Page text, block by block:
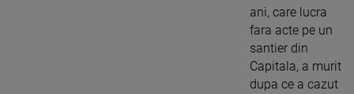
ani, care lucra
fara acte pe un
santier din
Capitala, a murit
dupa ce a cazut